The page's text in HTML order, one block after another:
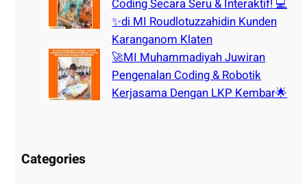
Coding Secara Seru & Interaktif! 💻
✨di MI Roudlotuzzahidin Kunden
Karanganom Klaten
🚀MI Muhammadiyah Juwiran
Pengenalan Coding & Robotik
Kerjasama Dengan LKP Kembar🌟
Categories